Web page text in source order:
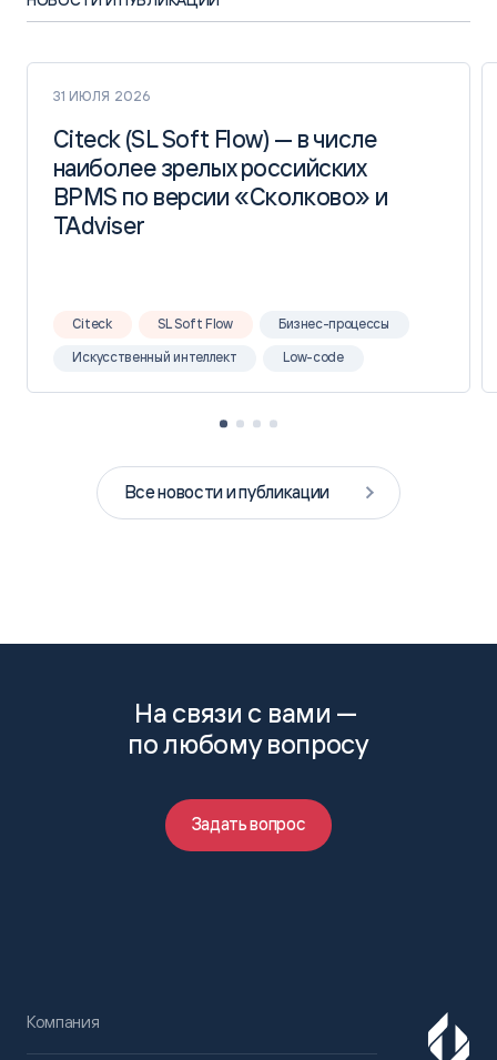
31 ИЮЛЯ 2026
Citeck (SL Soft Flow) — в числе
наиболее зрелых российских
BPMS по версии «Сколково» и
TAdviser
Citeck (SL Soft Flow) — в числе
наиболее зрелых российских
BPMS по версии «Сколково» и
TAdviser
Citeck SL Soft Flow Бизнес-процессы
Искусственный интеллект Low-code
Все новости и публикации
На связи с вами —
по любому вопросу
Задать вопрос
Компания